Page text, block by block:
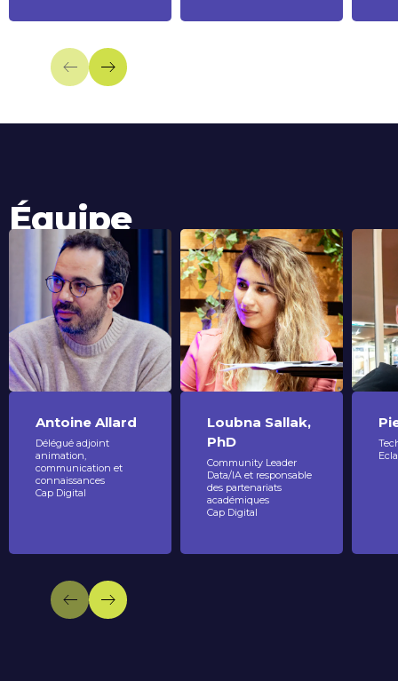
Équipe
Antoine Allard
Délégué adjoint
animation,
communication et
connaissances
Cap Digital
Loubna Sallak,
PhD
Community Leader
Data/IA et responsable
des partenariats
académiques
Cap Digital